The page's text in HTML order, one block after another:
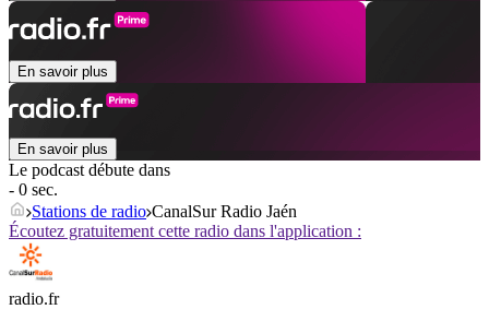
En savoir plus
En savoir plus
Le podcast débute dans
- 0 sec.
Stations de radio CanalSur Radio Jaén
Écoutez gratuitement cette radio dans l'application :
radio.fr